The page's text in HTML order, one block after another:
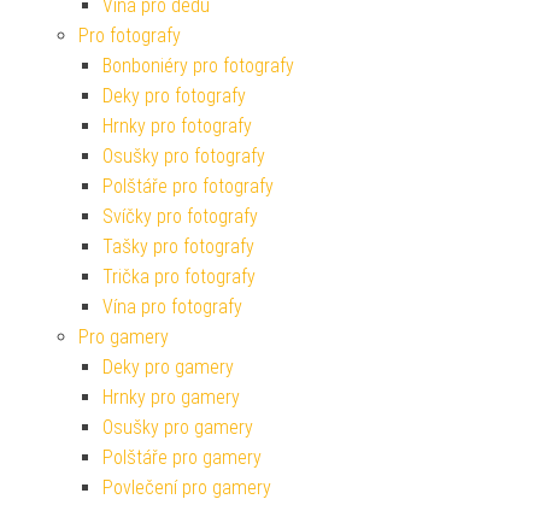
Vína pro dědu
Pro fotografy
Bonboniéry pro fotografy
Deky pro fotografy
Hrnky pro fotografy
Osušky pro fotografy
Polštáře pro fotografy
Svíčky pro fotografy
Tašky pro fotografy
Trička pro fotografy
Vína pro fotografy
Pro gamery
Deky pro gamery
Hrnky pro gamery
Osušky pro gamery
Polštáře pro gamery
Povlečení pro gamery